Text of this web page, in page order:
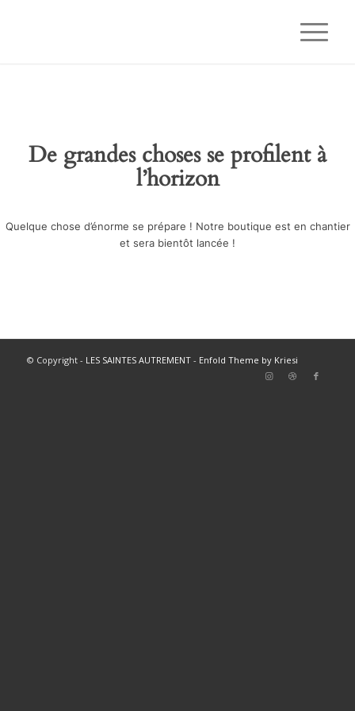
De grandes choses se profilent à
l’horizon
Quelque chose d’énorme se prépare ! Notre boutique est en chantier
et sera bientôt lancée !
© Copyright - LES SAINTES AUTREMENT- Enfold Theme by Kriesi